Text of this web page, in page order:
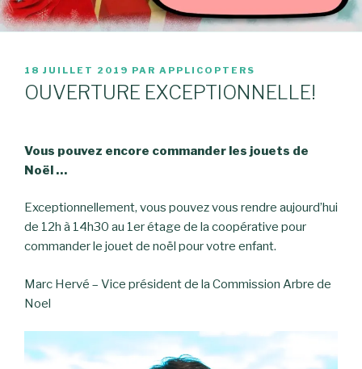
PUBLIÉ
LE
18 JUILLET 2019 PAR APPLICOPTERS
OUVERTURE EXCEPTIONNELLE!
Vous pouvez encore commander les jouets de
Noël …
Exceptionnellement, vous pouvez vous rendre aujourd’hui
de 12h à 14h30 au 1er étage de la coopérative pour
commander le jouet de noël pour votre enfant.
Marc Hervé – Vice président de la Commission Arbre de
Noel